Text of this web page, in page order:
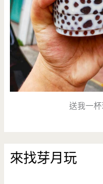
送我一
來找芽月玩